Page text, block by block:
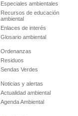
Especiales ambientales
Recursos de educación
ambiental
Enlaces de interés
Glosario ambiental
Ordenanzas
Residuos
Sendas Verdes
Noticias y alertas
Actualidad ambiental
Agenda Ambiental